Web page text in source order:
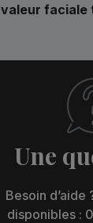
valeur faciale
Une
Besoin d’aide
disponibles :